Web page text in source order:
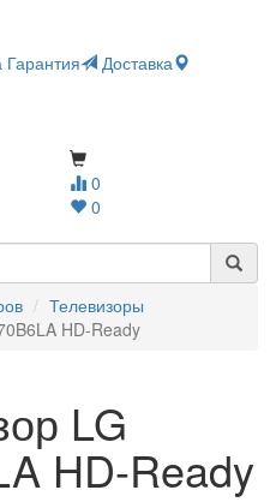
Гарантия
Доставка
0
0
Телевизоры
HD-Ready
LG
HD-Ready